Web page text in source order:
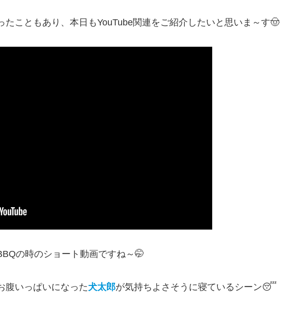
たこともあり、本日もYouTube関連をご紹介したいと思いま～す🤠
の時のショート動画ですね～🤭
腹いっぱいになった犬太郎が気持ちよさそうに寝ているシーン😴